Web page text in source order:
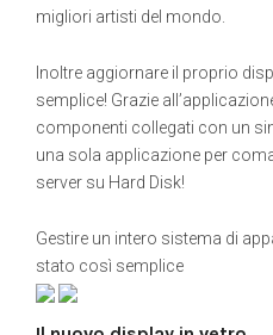
migliori artisti del mondo.
Inoltre aggiornare il proprio
semplice! Grazie
componenti collegati con un
una sola applicazione per
server su Hard Disk!
Gestire un intero sistema di
stato così semplice